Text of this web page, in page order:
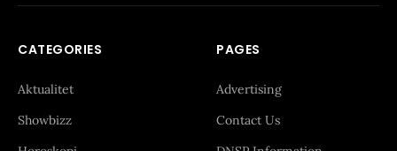
CATEGORIES
Aktualitet
Showbizz
PAGES
Advertising
Contact Us